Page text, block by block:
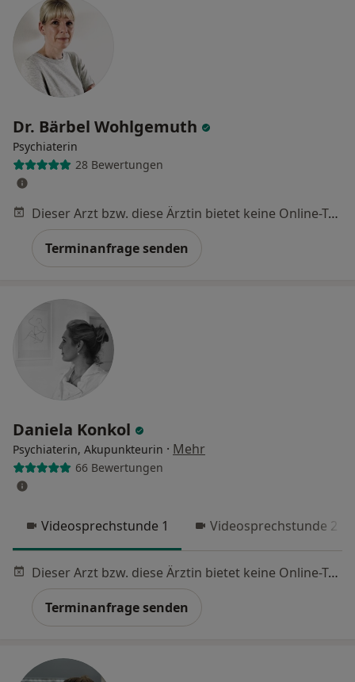
Dr. Bärbel Wohlgemuth
Psychiaterin
28 Bewertungen
Dieser Arzt bzw. diese Ärztin bietet keine Online-Terminbuchung an diesem Standort an.
Terminanfrage senden
Daniela Konkol
Psychiaterin, Akupunkteurin · Mehr
66 Bewertungen
Videosprechstunde 1 Videosprechstunde 2
Dieser Arzt bzw. diese Ärztin bietet keine Online-Terminbuchung an diesem Standort an.
Terminanfrage senden